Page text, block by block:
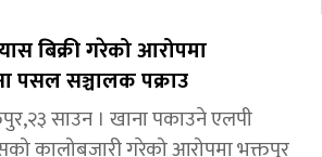
बिक्री गरेको आरोपमा
पसल सञ्चालक पक्राउ
साउन । खाना पकाउने एलपी
कालोबजारी गरेको आरोपमा भक्तपुर